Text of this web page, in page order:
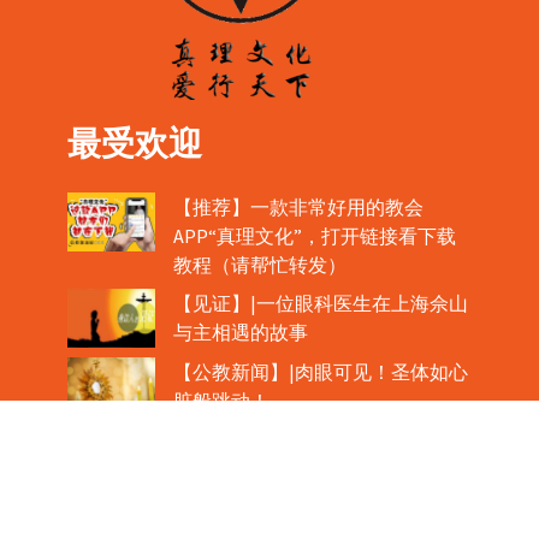
最受欢迎
【推荐】一款非常好用的教会
APP“真理文化”，打开链接看下载
教程（请帮忙转发）
【见证】|一位眼科医生在上海佘山
与主相遇的故事
【公教新闻】|肉眼可见！圣体如心
脏般跳动！